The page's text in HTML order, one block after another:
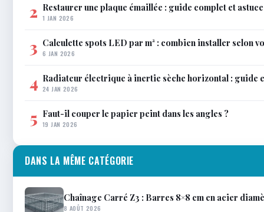
2 Restaurer une plaque émaillée : guide complet et
1 JAN 2026
3 Calculette spots LED par m² : combien installer selon
6 JAN 2026
4 Radiateur électrique à inertie sèche horizontal : guide
24 JAN 2026
5 Faut-il couper le papier peint dans les angles ?
19 JAN 2026
DANS LA MÊME CATÉGORIE
Chaînage Carré Z3 : Barres 8×8 cm en acier
8 AOÛT 2026